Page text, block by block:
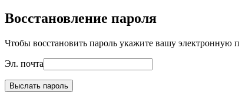
Восстановление пароля
Чтобы восстановить пароль укажите вашу электронную
Эл. почта
Выслать пароль